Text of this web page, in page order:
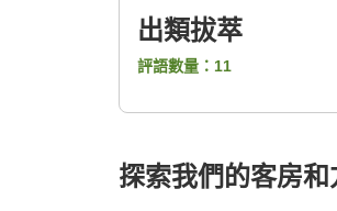
出類拔萃
評語數量： 11
探索我們的客房和